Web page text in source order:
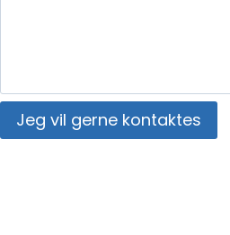
Jeg vil gerne kontaktes